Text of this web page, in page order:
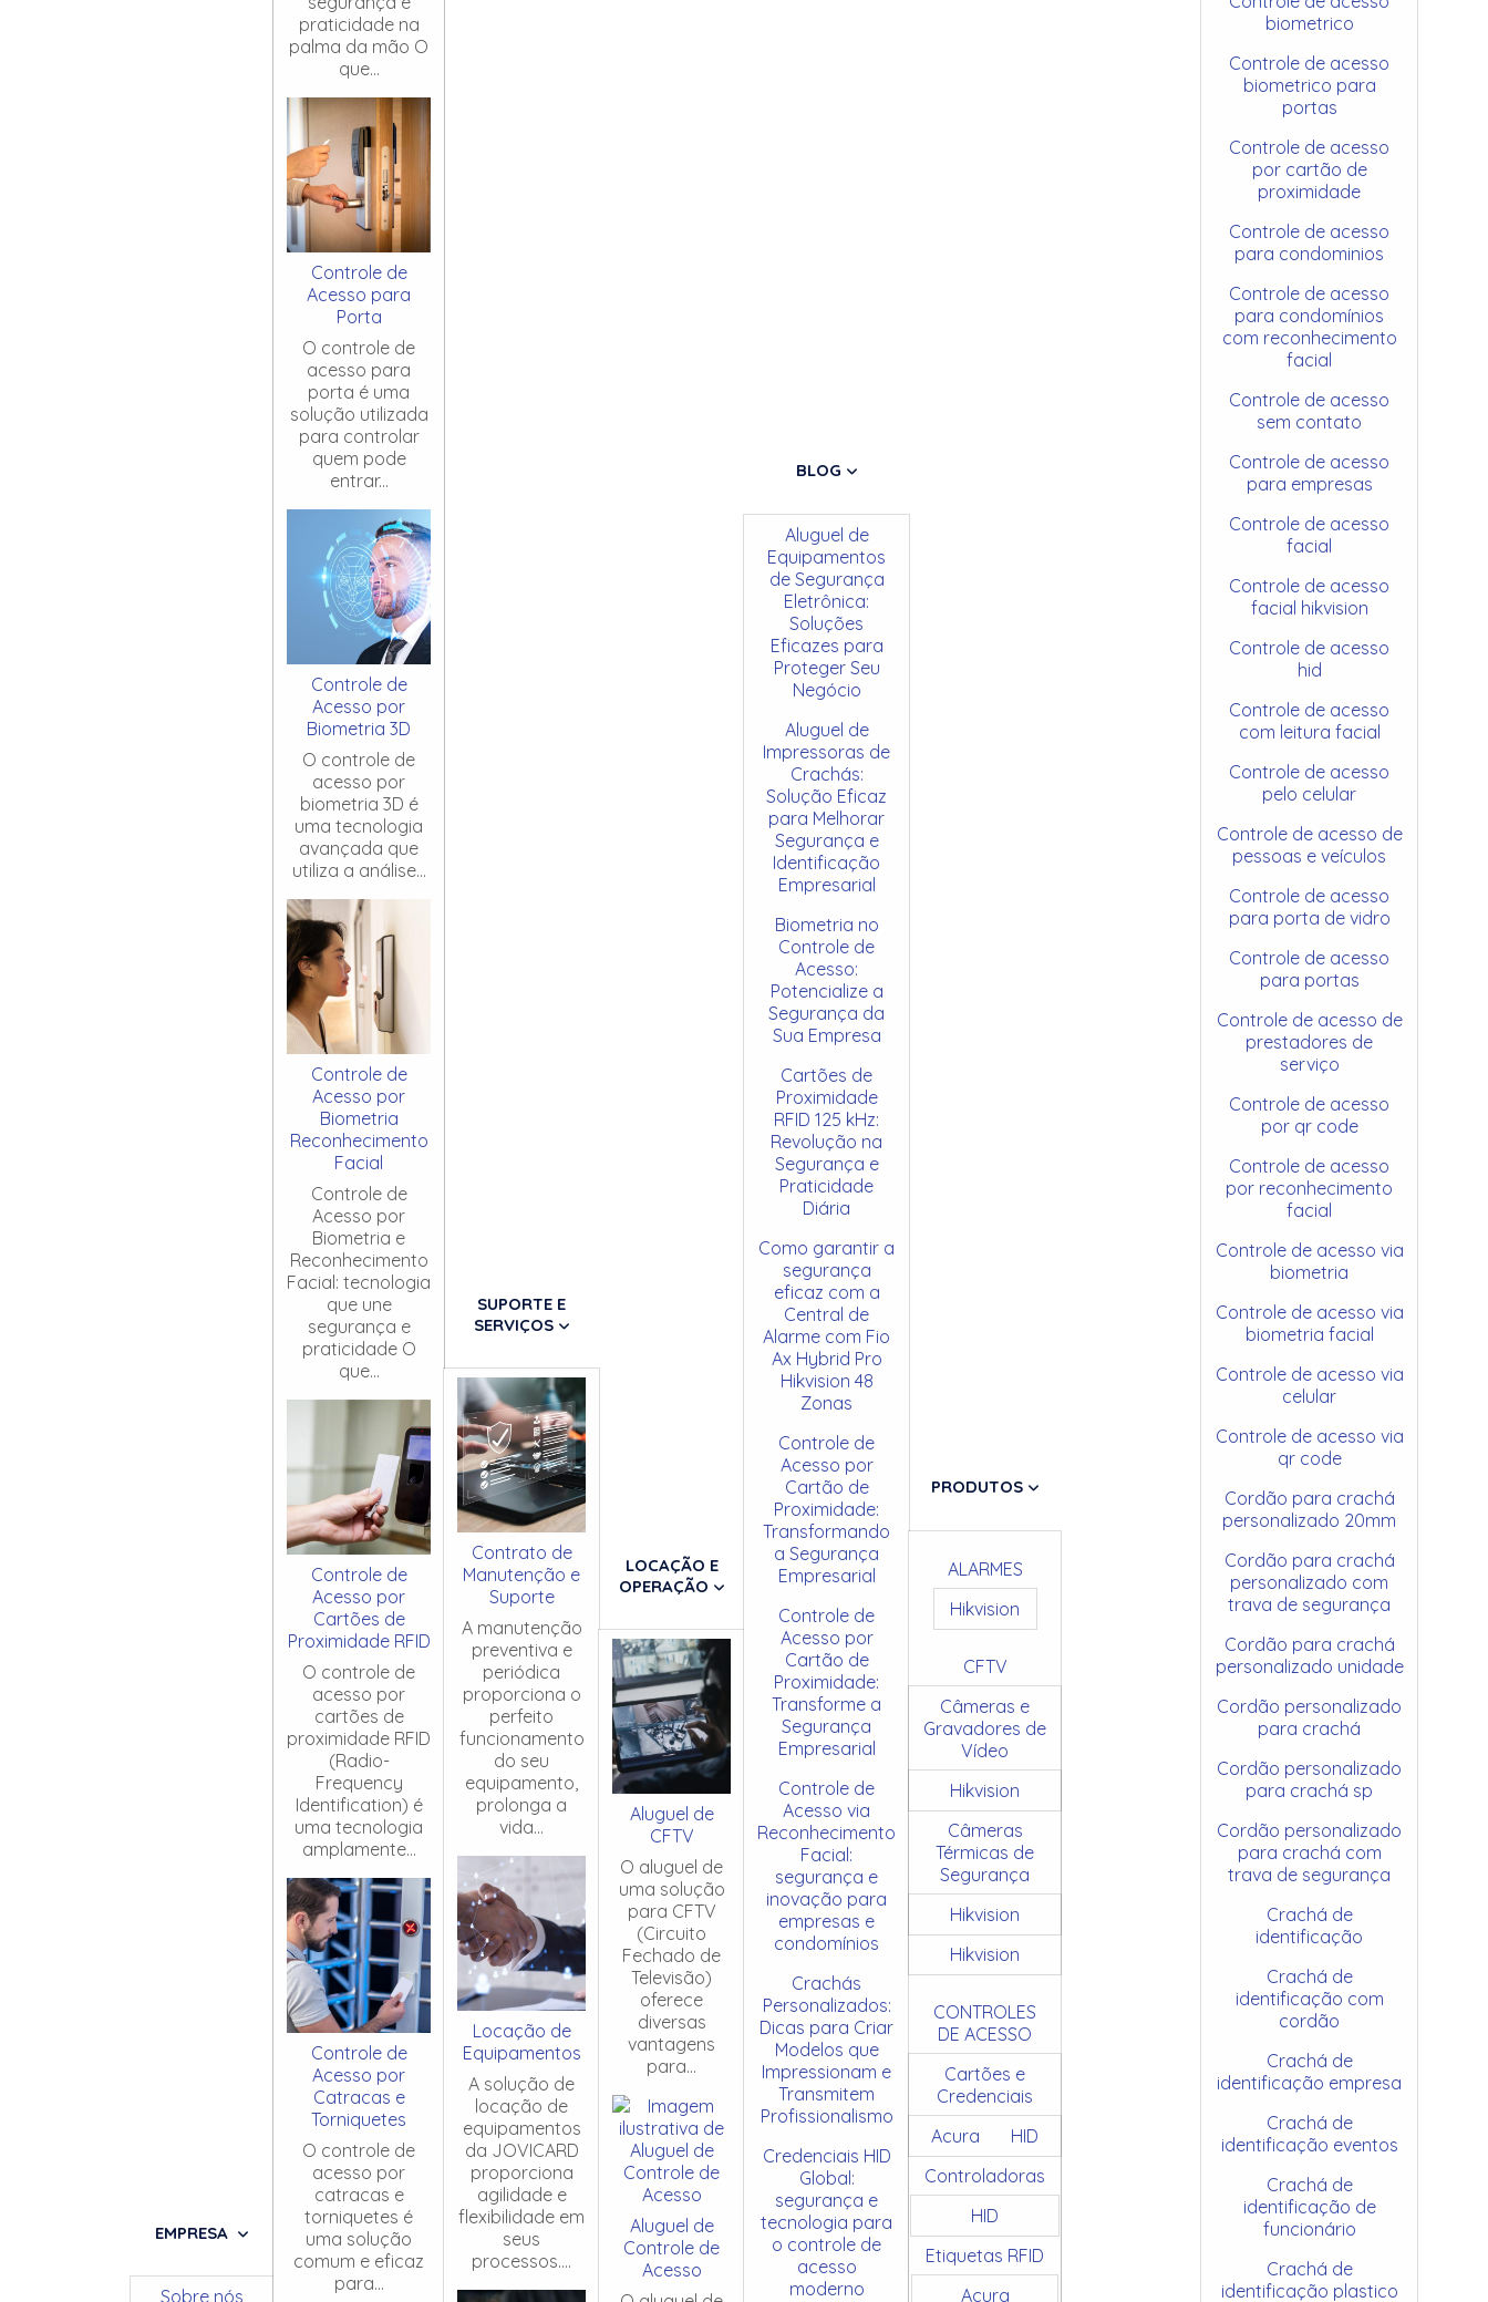
EMPRESA
Sobre nós
praticidade na
palma da mão O
que...
Controle de
Acesso para
Porta
O controle de
acesso para
porta é uma
solução utilizada
para controlar
quem pode
entrar...
Controle de
Acesso por
Biometria 3D
O controle de
acesso por
biometria 3D é
uma tecnologia
avançada que
utiliza a análise...
Controle de
Acesso por
Biometria
Reconhecimento
Facial
Controle de
Acesso por
Biometria e
Reconhecimento
Facial: tecnologia
que une
segurança e
praticidade O
que...
Controle de
Acesso por
Cartões de
Proximidade RFID
O controle de
acesso por
cartões de
proximidade RFID
(Radio-
Frequency
Identification) é
uma tecnologia
amplamente...
Controle de
Acesso por
Catracas e
Torniquetes
O controle de
acesso por
catracas e
torniquetes é
uma solução
comum e eficaz
para...
SUPORTE E
SERVIÇOS
Contrato de
Manutenção e
Suporte
A manutenção
preventiva e
periódica
proporciona o
perfeito
funcionamento
do seu
equipamento,
prolonga a
vida...
Locação de
Equipamentos
A solução de
locação de
equipamentos
da JOVICARD
proporciona
agilidade e
flexibilidade em
seus
processos....
LOCAÇÃO E
OPERAÇÃO
Aluguel de
CFTV
O aluguel de
uma solução
para CFTV
(Circuito
Fechado de
Televisão)
oferece
diversas
vantagens
para...
Aluguel de
Controle de
Acesso
BLOG
Aluguel de
Equipamentos
de Segurança
Eletrônica:
Soluções
Eficazes para
Proteger Seu
Negócio
Aluguel de
Impressoras de
Crachás:
Solução Eficaz
para Melhorar
Segurança e
Identificação
Empresarial
Biometria no
Controle de
Acesso:
Potencialize a
Segurança da
Sua Empresa
Cartões de
Proximidade
RFID 125 kHz:
Revolução na
Segurança e
Praticidade
Diária
Como garantir a
segurança
eficaz com a
Central de
Alarme com Fio
Ax Hybrid Pro
Hikvision 48
Zonas
Controle de
Acesso por
Cartão de
Proximidade:
Transformando
a Segurança
Empresarial
Controle de
Acesso por
Cartão de
Proximidade:
Transforme a
Segurança
Empresarial
Controle de
Acesso via
Reconhecimento
Facial:
segurança e
inovação para
empresas e
condomínios
Crachás
Personalizados:
Dicas para Criar
Modelos que
Impressionam e
Transmitem
Profissionalismo
Credenciais HID
Global:
segurança e
tecnologia para
o controle de
acesso
moderno
PRODUTOS
ALARMES
Hikvision
CFTV
Câmeras e
Gravadores de
Vídeo
Hikvision
Câmeras
Térmicas de
Segurança
Hikvision
Hikvision
CONTROLES
DE ACESSO
Cartões e
Credenciais
Acura
HID
Controladoras
HID
Etiquetas RFID
Acura
biometrico
Controle de acesso
biometrico para
portas
Controle de acesso
por cartão de
proximidade
Controle de acesso
para condominios
Controle de acesso
para condomínios
com reconhecimento
facial
Controle de acesso
sem contato
Controle de acesso
para empresas
Controle de acesso
facial
Controle de acesso
facial hikvision
Controle de acesso
hid
Controle de acesso
com leitura facial
Controle de acesso
pelo celular
Controle de acesso de
pessoas e veículos
Controle de acesso
para porta de vidro
Controle de acesso
para portas
Controle de acesso de
prestadores de
serviço
Controle de acesso
por qr code
Controle de acesso
por reconhecimento
facial
Controle de acesso via
biometria
Controle de acesso via
biometria facial
Controle de acesso via
celular
Controle de acesso via
qr code
Cordão para crachá
personalizado 20mm
Cordão para crachá
personalizado com
trava de segurança
Cordão para crachá
personalizado unidade
Cordão personalizado
para crachá
Cordão personalizado
para crachá sp
Cordão personalizado
para crachá com
trava de segurança
Crachá de
identificação
Crachá de
identificação com
cordão
Crachá de
identificação empresa
Crachá de
identificação eventos
Crachá de
identificação de
funcionário
Crachá de
identificação plastico